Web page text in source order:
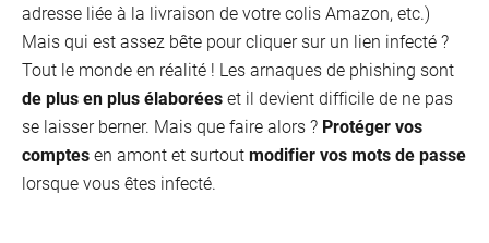
adresse liée à la livraison de votre colis Amazon, etc.)
Mais qui est assez bête pour cliquer sur un lien infecté ?
Tout le monde en réalité ! Les arnaques de phishing sont
de plus en plus élaboréeset il devient difficile de ne pas
se laisser berner. Mais que faire alors ? Protéger vos
comptesen amont et surtoutmodifier vos mots de passe
lorsque vous êtes infecté.